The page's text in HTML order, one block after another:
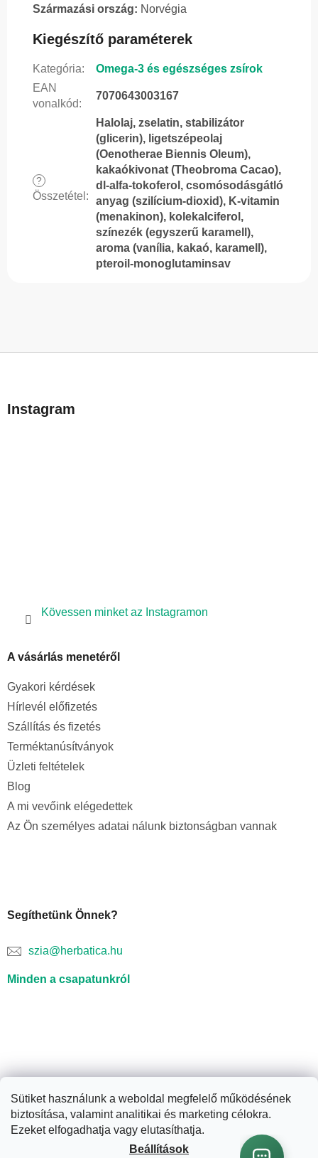
Sütiket használunk a weboldal megfelelő működésének
biztosítása, valamint analitikai és marketing célokra.
Ezeket elfogadhatja vagy elutasíthatja.
Beállítások
Származási ország: Norvégia
Kiegészítő paraméterek
Kategória:
Omega-3 és egészséges zsírok
EAN
vonalkód:
7070643003167
?
Összetétel :
Halolaj, zselatin, stabilizátor
(glicerin), ligetszépeolaj
(Oenotherae Biennis Oleum),
kakaókivonat (Theobroma Cacao),
dl-alfa-tokoferol, csomósodásgátló
anyag (szilícium-dioxid), K-vitamin
(menakinon), kolekalciferol,
színezék (egyszerű karamell),
aroma (vanília, kakaó, karamell),
pteroil-monoglutaminsav
Instagram
Kövessen minket az Instagramon
A vásárlás menetéről
Gyakori kérdések
Hírlevél előfizetés
Szállítás és fizetés
Terméktanúsítványok
Üzleti feltételek
Blog
A mi vevőink elégedettek
Az Ön személyes adatai nálunk biztonságban vannak
Segíthetünk Önnek?
szia@herbatica.hu
Minden a csapatunkról
Shoptet készítette